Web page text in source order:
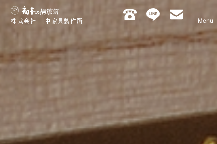
株式会社 田中家具製作所 Menu